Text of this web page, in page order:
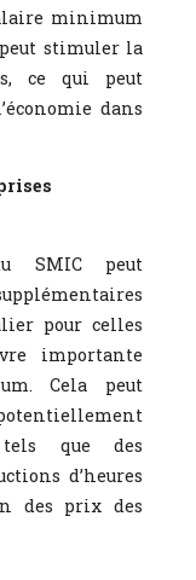
minimum
peut stimuler la
ce qui peut
dans
SMIC peut
pour celles
importante
Cela peut
tels que des
d’heures
des prix des